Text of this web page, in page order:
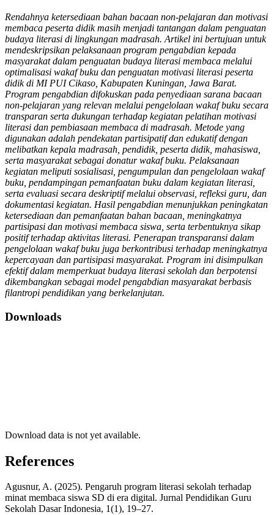
Rendahnya ketersediaan bahan bacaan non-pelajaran dan motivasi
membaca peserta didik masih menjadi tantangan dalam penguatan
budaya literasi di lingkungan madrasah. Artikel ini bertujuan untuk
mendeskripsikan pelaksanaan program pengabdian kepada
masyarakat dalam penguatan budaya literasi membaca melalui
optimalisasi wakaf buku dan penguatan motivasi literasi peserta
didik di MI PUI Cikaso, Kabupaten Kuningan, Jawa Barat.
Program pengabdian difokuskan pada penyediaan sarana bacaan
non-pelajaran yang relevan melalui pengelolaan wakaf buku secara
transparan serta dukungan terhadap kegiatan pelatihan motivasi
literasi dan pembiasaan membaca di madrasah. Metode yang
digunakan adalah pendekatan partisipatif dan edukatif dengan
melibatkan kepala madrasah, pendidik, peserta didik, mahasiswa,
serta masyarakat sebagai donatur wakaf buku. Pelaksanaan
kegiatan meliputi sosialisasi, pengumpulan dan pengelolaan wakaf
buku, pendampingan pemanfaatan buku dalam kegiatan literasi,
serta evaluasi secara deskriptif melalui observasi, refleksi guru, dan
dokumentasi kegiatan. Hasil pengabdian menunjukkan peningkatan
ketersediaan dan pemanfaatan bahan bacaan, meningkatnya
partisipasi dan motivasi membaca siswa, serta terbentuknya sikap
positif terhadap aktivitas literasi. Penerapan transparansi dalam
pengelolaan wakaf buku juga berkontribusi terhadap meningkatnya
kepercayaan dan partisipasi masyarakat. Program ini disimpulkan
efektif dalam memperkuat budaya literasi sekolah dan berpotensi
dikembangkan sebagai model pengabdian masyarakat berbasis
filantropi pendidikan yang berkelanjutan.
Downloads
Download data is not yet available.
References
Agusnur, A. (2025). Pengaruh program literasi sekolah terhadap
minat membaca siswa SD di era digital. Jurnal Pendidikan Guru
Sekolah Dasar Indonesia, 1(1), 19–27.